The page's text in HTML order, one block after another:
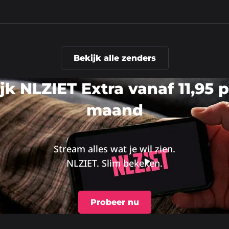
Bekijk alle zenders
NLZIET Extra vanaf 11,95
maand
Stream alles wat je wil zien.
NLZIET. Slim bekeken.
Probeer nu